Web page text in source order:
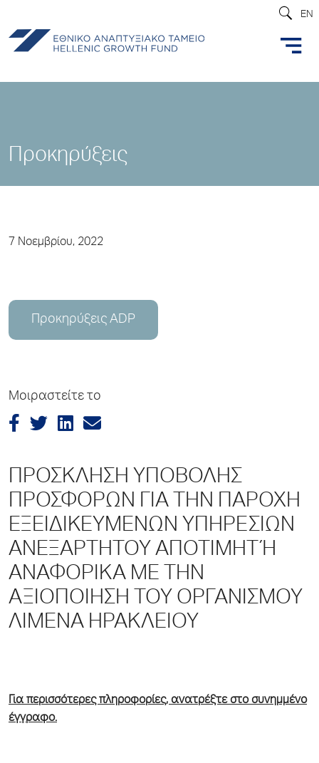
EN
Προκηρύξεις
7 Νοεμβρίου, 2022
Προκηρύξεις ADP
Μοιραστείτε το
ΠΡΟΣΚΛΗΣΗ ΥΠΟΒΟΛΗΣ
ΠΡΟΣΦΟΡΩΝ ΓΙΑ ΤΗΝ ΠΑΡΟΧΗ
ΕΞΕΙΔΙΚΕΥΜΕΝΩΝ ΥΠΗΡΕΣΙΩΝ
ΑΝΕΞΑΡΤΗΤΟΥ ΑΠΟΤΙΜΗΤΉ
ΑΝΑΦΟΡΙΚΑ ΜΕ ΤΗΝ
ΑΞΙΟΠΟΙΗΣΗ ΤΟΥ ΟΡΓΑΝΙΣΜΟΥ
ΛΙΜΕΝΑ ΗΡΑΚΛΕΙΟΥ
Για περισσότερες πληροφορίες, ανατρέξτε στο συνημμένο
έγγραφο.